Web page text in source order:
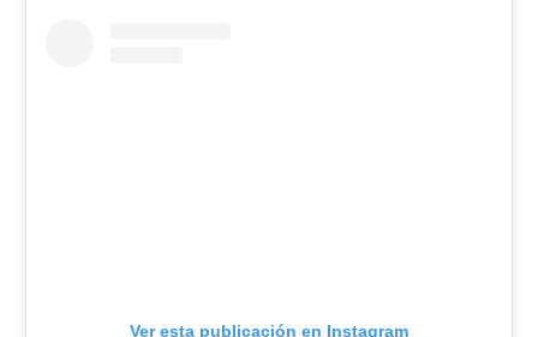
Ver esta publicación en Instagram